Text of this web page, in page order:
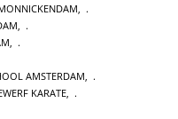
AMSTERDAM,
KARATE,